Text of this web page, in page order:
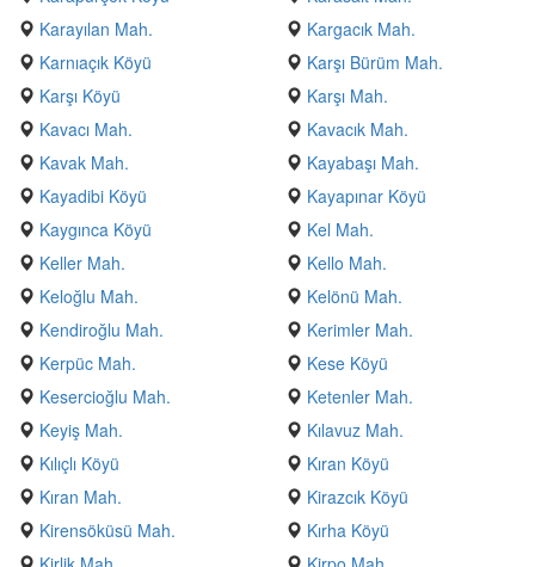
Karayılan Mah.
Kargacık Mah.
Karnıaçık Köyü
Karşı Bürüm Mah.
Karşı Köyü
Karşı Mah.
Kavacı Mah.
Kavacık Mah.
Kavak Mah.
Kayabaşı Mah.
Kayadibi Köyü
Kayapınar Köyü
Kaygınca Köyü
Kel Mah.
Keller Mah.
Kello Mah.
Keloğlu Mah.
Kelönü Mah.
Kendiroğlu Mah.
Kerimler Mah.
Kerpüc Mah.
Kese Köyü
Kesercioğlu Mah.
Ketenler Mah.
Keyiş Mah.
Kılavuz Mah.
Kılıçlı Köyü
Kıran Köyü
Kıran Mah.
Kirazcık Köyü
Kirensöküsü Mah.
Kırha Köyü